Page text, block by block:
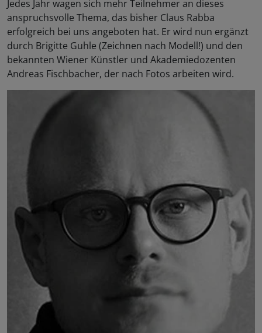
Jedes Jahr wagen sich mehr Teilnehmer an dieses
anspruchsvolle Thema, das bisher Claus Rabba
erfolgreich bei uns angeboten hat. Er wird nun ergänzt
durch Brigitte Guhle (Zeichnen nach Modell!) und den
bekannten Wiener Künstler und Akademiedozenten
Andreas Fischbacher, der nach Fotos arbeiten wird.